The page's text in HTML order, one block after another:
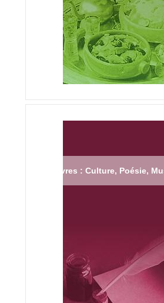
Livres : Culture, Poésie,